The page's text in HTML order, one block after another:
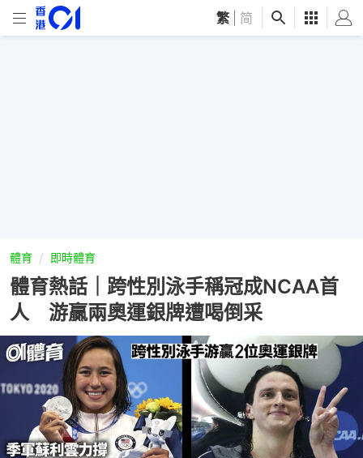
繁 简
體育 即時體育
體育熱話｜跨性別泳手稱冠成NCAA首
人 游贏兩奧運銀牌遭喝倒采